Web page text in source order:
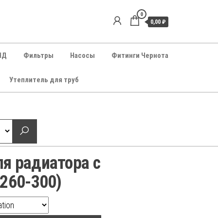
0
0,00 ₽
Фильтры Насосы Фитинги Чернота
Утеплитель для труб
радиатора с
300)